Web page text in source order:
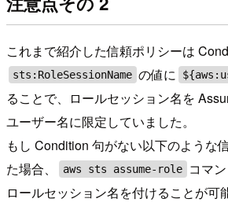
これまで紹介した信頼ポリシーは
sts:RoleSessionName の値に
ることで、ロールセッション名を
ユーザー名に限定していました。
もし Condition 句がない以下のような
た場合、
aws sts assume-role
コマ
ロールセッション名を付けることが可